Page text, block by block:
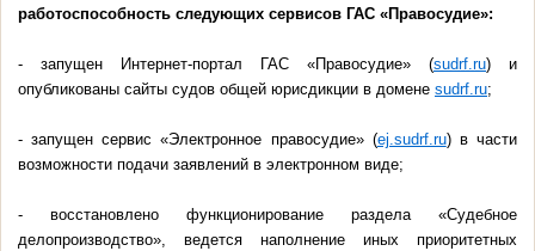
работоспособность следующих сервисов ГАС «Правосудие»:
- запущен Интернет-портал ГАС «Правосудие» (sudrf.ru) и
опубликованы сайты судов общей юрисдикции в домене sudrf.ru;
- запущен сервис «Электронное правосудие» (ej.sudrf.ru) в части
возможности подачи заявлений в электронном виде;
- восстановлено функционирование раздела «Судебное
делопроизводство», ведется наполнение иных приоритетных